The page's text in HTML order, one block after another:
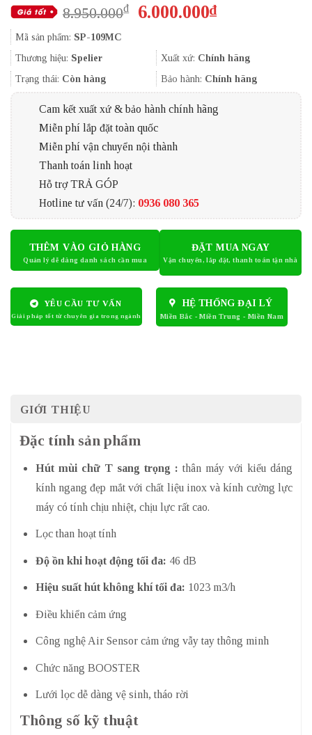
8.950.000₫
Giá
8.950.000₫.
6.000.000₫Giá
là:
6.000.000₫.
Mã sản phẩm: SP-109MC
Thương hiệu: Spelier Xuất xứ: Chính hãng
Trạng thái: Còn hàng Bảo hành: Chính hãng
Cam kết xuất xứ & bảo hành chính hãng
Miễn phí lắp đặt toàn quốc
Miễn phí vận chuyển nội thành
Thanh toán linh hoạt
Hỗ trợ TRẢ GÓP
Hotline tư vấn (24/7): 0936 080 365
THÊM VÀO GIỎ HÀNG ĐẶT MUA NGAY
YÊU CẦU TƯ VẤN HỆ THỐNG ĐẠI LÝ
GIỚI THIỆU
Đặc tính sản phẩm
Hút mùi chữ T sang trọng : thân máy với kiểu dáng
kính ngang đẹp mắt với chất liệu inox và kính cường lực
máy có tính chịu nhiệt, chịu lực rất cao.
Lọc than hoạt tính
Độ ồn khi hoạt động tối đa: 46 dB
Hiệu suất hút không khí tối đa: 1023 m3/h
Điều khiển cảm ứng
Công nghệ Air Sensor cảm ứng vẫy tay thông minh
Chức năng BOOSTER
Lưới lọc dễ dàng vệ sinh, tháo rời
Thông số kỹ thuật